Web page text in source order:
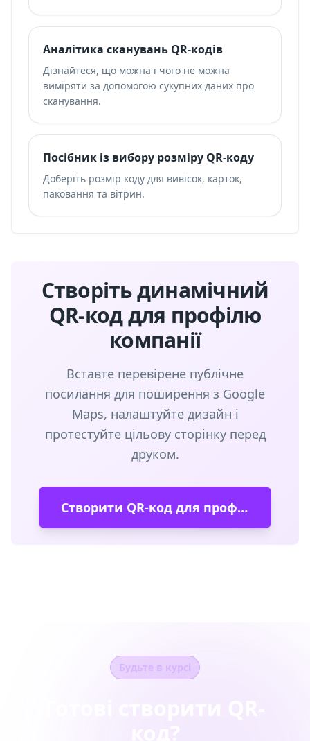
Аналітика сканувань QR-кодів
Дізнайтеся, що можна і чого не можна
виміряти за допомогою сукупних даних про
сканування.
Посібник із вибору розміру QR-коду
Доберіть розмір коду для вивісок, карток,
паковання та вітрин.
Створіть динамічний
QR-код для профілю
компанії
Вставте перевірене публічне
посилання для поширення з Google
Maps, налаштуйте дизайн і
протестуйте цільову сторінку перед
друком.
Створити QR-код для профілю компанії
Будьте в курсі